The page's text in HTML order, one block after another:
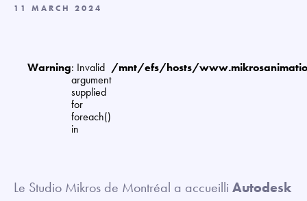
11 MARCH 2024
Warning: Invalid
argument
supplied
for
foreach()
in
/mnt/efs/hosts/
Le Studio Mikros de Montréal a accueilli Autodesk